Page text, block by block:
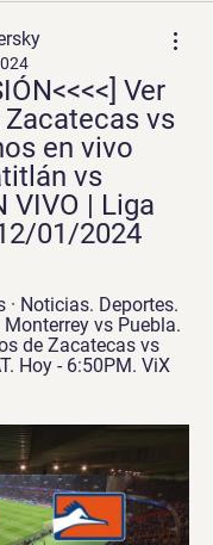
Ver
vs
en vivo
vs
VIVO | Liga
01/2024
· Noticias. Deportes.
vs Puebla.
de Zacatecas vs
Hoy - 6:50PM. ViX